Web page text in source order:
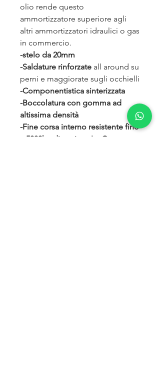
olio rende questo
ammortizzatore superiore agli
altri ammortizzatori idraulici o gas
in commercio.
-stelo da 20mm
-Saldature rinforzate all around su
perni e maggiorate sugli occhielli
-Componentistica sinterizzata
-Boccolatura con gomma ad
altissima densità
-Fine corsa interno resistente fino
a 5000kg di trazione!... Questo